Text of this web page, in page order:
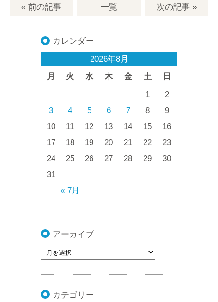
« 前の記事 一覧 次の記事»
カレンダー
2026年8月
月
火 水 木 金 土 日
« 7月
1
2
3
4 5 6 7 8
9
10
11 12 13 14 15
16
17
18 19 20 21 22
23
24
25 26 27 28 29
30
31
アーカイブ
カテゴリー